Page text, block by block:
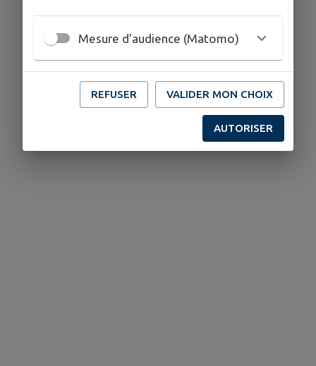
Mesure d'audience (Matomo)
REFUSER VALIDER MON CHOIX
AUTORISER